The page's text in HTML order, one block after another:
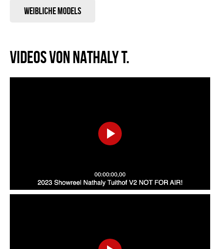
Weibliche Models
VIDEOS VON NATHALY T.
Play
Video